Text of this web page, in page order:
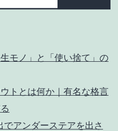
モノ」と「使い捨て」の
トとは何か｜有名な格言
アンダーステアを出さ